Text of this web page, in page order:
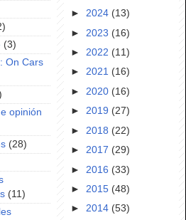
(3)
On Cars
opinión
(28)
(11)
► 2024 (13)
► 2023 (16)
► 2022 (11)
► 2021 (16)
► 2020 (16)
► 2019 (27)
► 2018 (22)
► 2017 (29)
► 2016 (33)
► 2015 (48)
► 2014 (53)